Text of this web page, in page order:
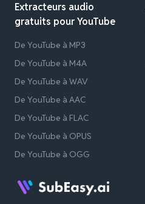
Extracteurs audio
gratuits pour YouTube
De YouTube à MP3
De YouTube à M4A
De YouTube à WAV
De YouTube à AAC
De YouTube à FLAC
De YouTube à OPUS
De YouTube à OGG